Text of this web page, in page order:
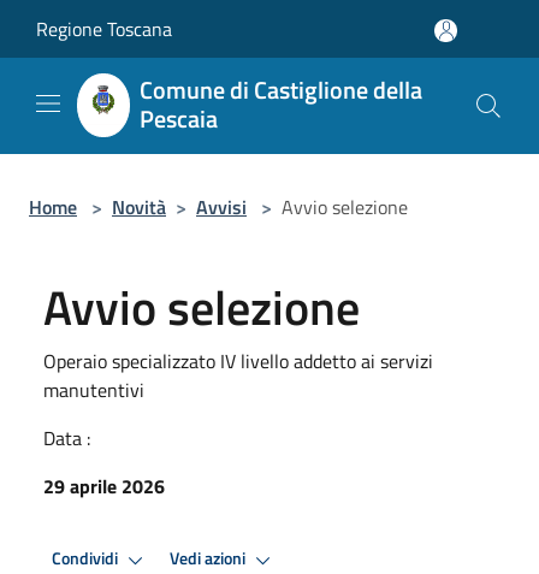
Regione Toscana
Comune di Castiglione della
Pescaia
Home > Novità > Avvisi > Avvio selezione
Avvio selezione
Operaio specializzato IV livello addetto ai servizi
manutentivi
Data :
29 aprile 2026
Condividi Vedi azioni